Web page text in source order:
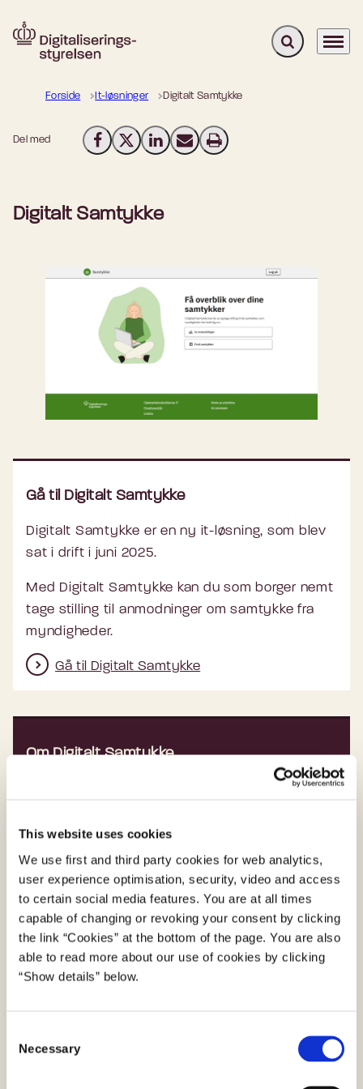
This website uses cookies
We use first and third party cookies for web analytics,
user experience optimisation, security, video and access
to certain social media features. You are at all times
capable of changing or revoking your consent by clicking
the link “Cookies” at the bottom of the page. You are also
able to read more about our use of cookies by clicking
“Show details” below.
Necessary
Gå til forsiden Fold søgefelt
Menu
Forside It-løsninger Digitalt Samtykke
Del med Del på Facebook
Del på X (Twitter)
Del på LinkedIn
Send email
Print
Digitalt Samtykke
Gå til Digitalt Samtykke
Digitalt Samtykke er en ny it-løsning, som blev
sat i drift i juni 2025.
Med Digitalt Samtykke kan du som borger nemt
tage stilling til anmodninger om samtykke fra
myndigheder.
Gå til Digitalt Samtykke
Om Digitalt Samtykke
og ensartet.
Om Digitalt Samtykke
Support